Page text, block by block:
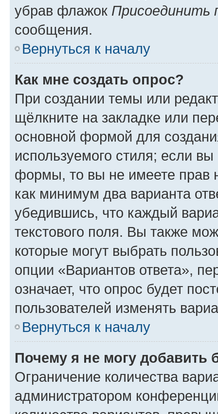
убрав флажок Присоединить
сообщения.
Вернуться к началу
Как мне создать опрос?
При создании темы или
щёлкните на закладке или
основной формой для
используемого стиля; если
формы, то вы не имеете прав
как минимум два варианта
убедившись, что каждый
текстового поля. Вы также
которые могут выбрать
опции «Вариантов ответа»,
означает, что опрос будет
пользователей изменять
Вернуться к началу
Почему я не могу добавить
Ограничение количества
администратором